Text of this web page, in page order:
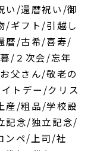
い/還暦祝い/御
/ギフト/引越し
暦/古希/喜寿/
/２次会/忘年
父さん/敬老の
トデー/クリス
産/粗品/学校設
記念/独立記念/
ンペ/上司/社